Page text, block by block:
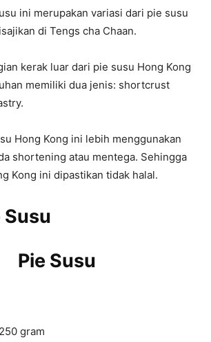
ini merupakan variasi dari pie susu
di Tengs cha Chaan.
kerak luar dari pie susu Hong Kong
memiliki dua jenis: shortcrust
Hong Kong ini lebih menggunakan
shortening atau mentega. Sehingga
Kong ini dipastikan tidak halal.
Susu
Pie Susu
gram